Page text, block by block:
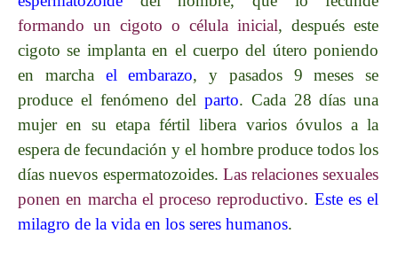
formando un cigoto o célula inicial, después este
cigoto se implanta en el cuerpo del útero poniendo
en marcha
el embarazo, y pasados 9 meses se
produce el fenómeno del parto. Cada 28 días una
mujer en su etapa fértil libera varios óvulos a la
espera de fecundación y el hombre produce todos los
días nuevos espermatozoides. Las relaciones sexuales
ponen en marcha el proceso reproductivo. Este es el
milagro de la vida en los seres humanos.